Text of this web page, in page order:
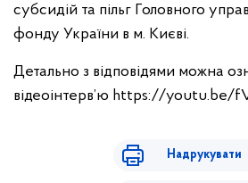
субсидій та пільг Головного
фонду України в м. Києві.
Детально з відповідями можна
відеоінтерв’ю https://youtu.be/
Надрукувати